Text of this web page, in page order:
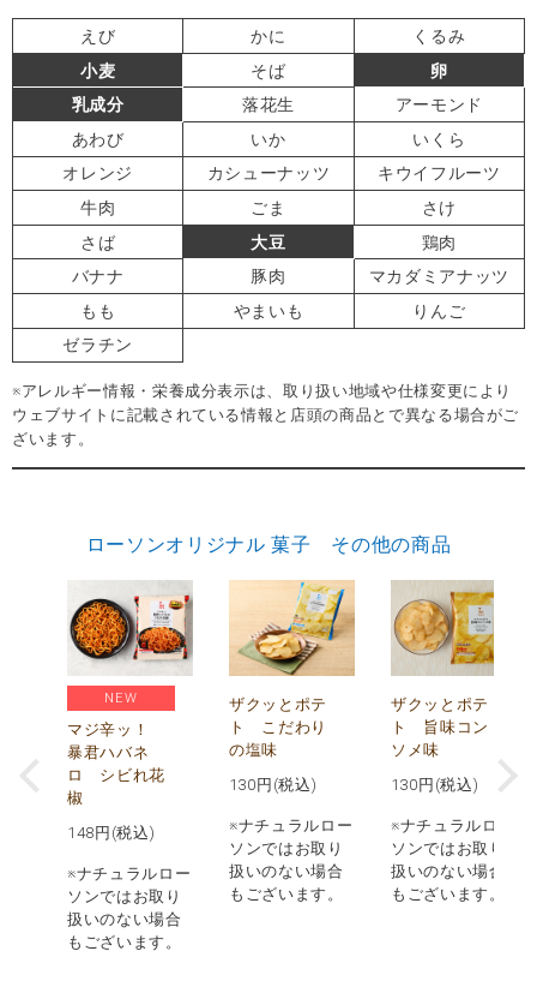
えび かに
くるみ
小麦
そば
卵
乳成分
落花生
アーモンド
あわび
いか
いくら
オレンジ
カシューナッツ
キウイフルーツ
牛肉
ごま
さけ
さば
大豆
鶏肉
バナナ
豚肉
マカダミアナッツ
もも
やまいも
りんご
ゼラチン
※アレルギー情報・栄養成分表示は、取り扱い地域や仕様変更により
ウェブサイトに記載されている情報と店頭の商品とで異なる場合がご
ざいます。
ローソンオリジナル 菓子 その他の商品
NEW
マジ辛ッ！
暴君ハバネ
ロ シビれ花
椒
148 円(税込)
※ナチュラルロー
ソンではお取り
扱いのない場合
もございます。
ザクッとポテ
ト こだわり
の塩味
130 円(税込)
※ナチュラルロー
ソンではお取り
扱いのない場合
もございます。
ザクッとポテ
ト 旨味コン
ソメ味
130 円(税込)
※ナチュラルロー
ソンではお取り
扱いのない場合
もございます。